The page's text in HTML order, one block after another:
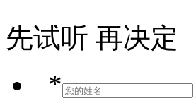
先试听 再决定
*